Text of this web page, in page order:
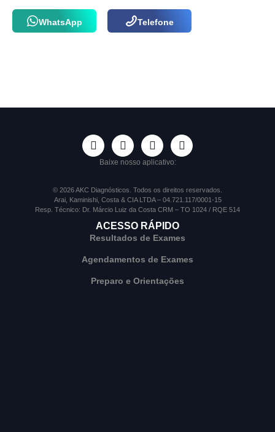
WhatsApp Telefone
Baixe nosso aplicativo:
© 2026 AKC Diagnósticos. Todos os direitos reservados.
Arai, Kaminishi, Costa & CIA LTDA – 04.721.117/0001-15
Resp. Técnico: Dr. Márcio Luiz da Costa CRM – TO 1024 / RQE 514
ACESSO RÁPIDO
Resultados de Exames
Agendamentos de Exames
Preparo e Orientações